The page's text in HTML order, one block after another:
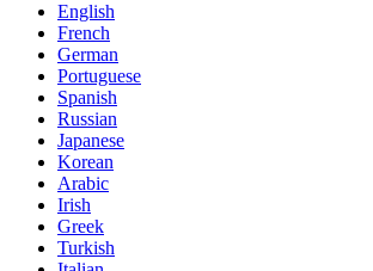
English
French
German
Portuguese
Spanish
Russian
Japanese
Korean
Arabic
Irish
Greek
Turkish